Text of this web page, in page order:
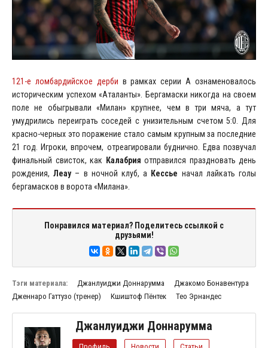
121-е ломбардийское дерби в рамках серии А ознаменовалось
историческим успехом «Аталанты». Бергамаски никогда на своем
поле не обыгрывали «Милан» крупнее, чем в три мяча, а тут
умудрились переиграть соседей с унизительным счетом 5:0. Для
красно-черных это поражение стало самым крупным за последние
21 год. Игроки, впрочем, отреагировали буднично. Едва позвучал
финальный свисток, как
Калабрия отправился праздновать день
рождения,Леау– в ночной клуб, а Кессье начал лайкать голы
бергамасков в ворота «Милана».
Понравился материал? Поделитесь ссылкой с
друзьями!
Тэги материала: Джанлуиджи Доннарумма
Джакомо Бонавентура
Дженнаро Гаттузо (тренер)
Кшиштоф Пёнтек Тео Эрнандес
Джанлуиджи Доннарумма